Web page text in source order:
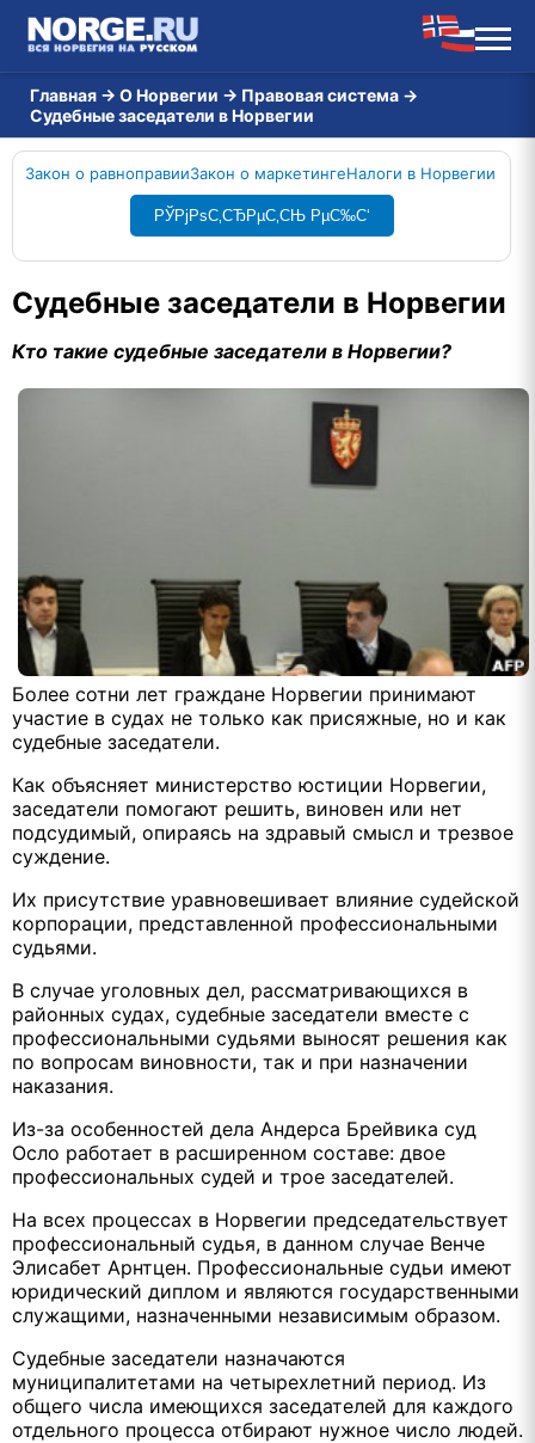
Главная → О Норвегии → Правовая система →
Cудебные заседатели в Норвегии
Закон о равноправииЗакон о маркетингеНалоги в Норвегии
РЎРјРѕС‚СЂРµС‚СЊ РµС‰С‘
Cудебные заседатели в Норвегии
Кто такие судебные заседатели в Норвегии?
Более сотни лет граждане Норвегии принимают
участие в судах не только как присяжные, но и как
судебные заседатели.
Как объясняет министерство юстиции Норвегии,
заседатели помогают решить, виновен или нет
подсудимый, опираясь на здравый смысл и трезвое
суждение.
Их присутствие уравновешивает влияние судейской
корпорации, представленной профессиональными
судьями.
В случае уголовных дел, рассматривающихся в
районных судах, судебные заседатели вместе с
профессиональными судьями выносят решения как
по вопросам виновности, так и при назначении
наказания.
Из-за особенностей дела Андерса Брейвика суд
Осло работает в расширенном составе: двое
профессиональных судей и трое заседателей.
На всех процессах в Норвегии председательствует
профессиональный судья, в данном случае Венче
Элисабет Арнтцен. Профессиональные судьи имеют
юридический диплом и являются государственными
служащими, назначенными независимым образом.
Судебные заседатели назначаются
муниципалитетами на четырехлетний период. Из
общего числа имеющихся заседателей для каждого
отдельного процесса отбирают нужное число людей.